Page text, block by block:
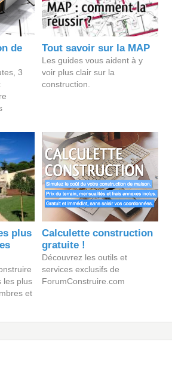
de
3
Tout savoir sur la MAP
Les guides vous aident à y
voir plus clair sur la
construction.
plus
les plus
et
Calculette construction
gratuite !
Découvrez les outils et
services exclusifs de
ForumConstruire.com